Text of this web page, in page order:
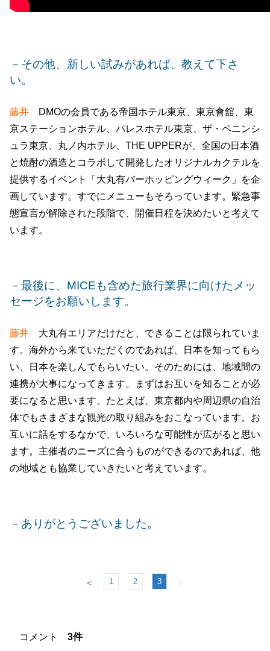
－その他、新しい試みがあれば、教えて下さ
い。
藤井 DMOの会員である帝国ホテル東京、東京會舘、東
京ステーションホテル、パレスホテル東京、ザ・ペニンシ
ュラ東京、丸ノ内ホテル、THE UPPERが、全国の日本酒
と焼酎の酒造とコラボして開発したオリジナルカクテルを
提供するイベント「大丸有バーホッピングウィーク」を企
画しています。すでにメニューもそろっています。緊急事
態宣言が解除された段階で、開催日程を決めたいと考えて
います。
－最後に、MICEも含めた旅行業界に向けたメッ
セージをお願いします。
藤井 大丸有エリアだけだと、できることは限られていま
す。海外から来ていただくのであれば、日本を知ってもら
い、日本を楽しんでもらいたい。そのためには、地域間の
連携が大事になってきます。まずはお互いを知ることが必
要になると思います。たとえば、東京都内や周辺県の自治
体でもさまざまな観光の取り組みをおこなっています。お
互いに話をするなかで、いろいろな可能性が広がると思い
ます。主催者のニーズに合うものができるのであれば、他
の地域とも協業していきたいと考えています。
－ありがとうございました。
＜ 1 2 3 ＞
コメント 3件